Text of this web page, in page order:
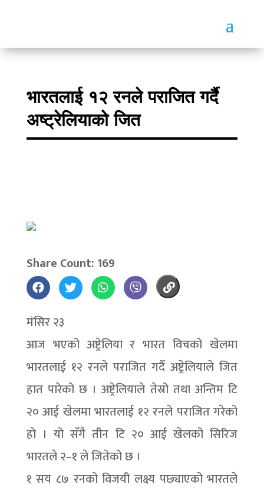
भारतलाई १२ रनले पराजित गर्दै
अष्ट्रेलियाको जित
Share Count: 169
मंसिर २३
आज भएको अष्ट्रेलिया र भारत विचको खेलमा
भारतलाई १२ रनले पराजित गर्दै अष्ट्रेलियाले जित
हात पारेको छ । अष्ट्रेलियाले तेस्रो तथा अन्तिम टि
२० आई खेलमा भारतलाई १२ रनले पराजित गरेको
हो । यो सँगै तीन टि २० आई खेलको सिरिज
भारतले २–१ ले जितेको छ ।
१ सय ८७ रनको विजयी लक्ष्य पछ्याएको भारतले